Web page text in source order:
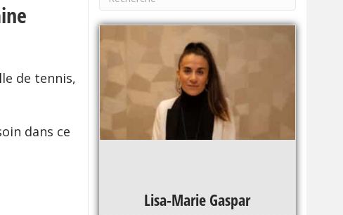
de tennis,
dans ce
Lisa-Marie Gaspar